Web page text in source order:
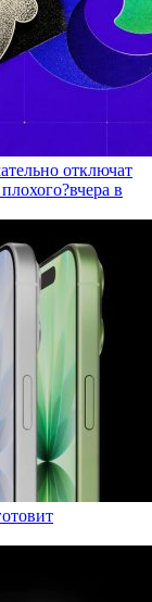
отключат
вчера в